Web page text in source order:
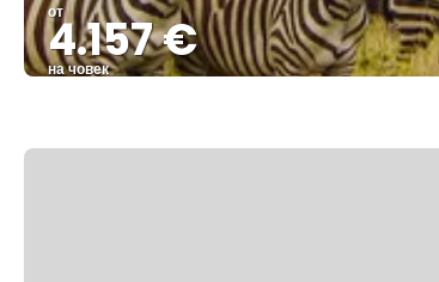
от
4.157 €
на човек